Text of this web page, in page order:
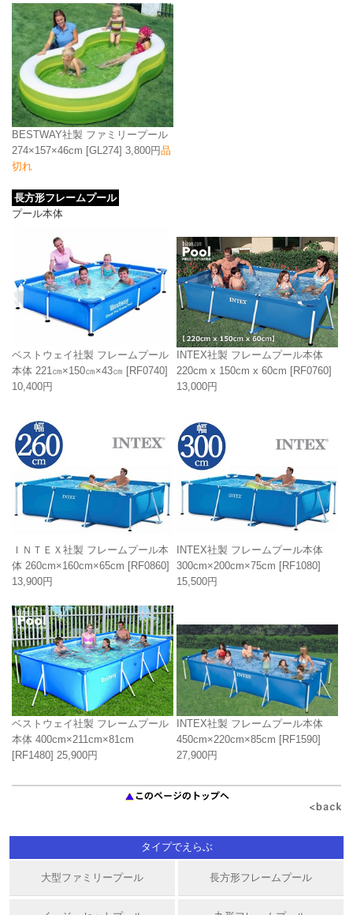
BESTWAY社製 ファミリープール
274×157×46cm [GL274] 3,800円品
切れ
長方形フレームプール
プール本体
ベストウェイ社製 フレームプール
本体 221㎝×150㎝×43㎝ [RF0740]
10,400円
INTEX社製 フレームプール本体
220cm x 150cm x 60cm [RF0760]
13,000円
ＩＮＴＥＸ社製 フレームプール本
体 260cm×160cm×65cm [RF0860]
13,900円
INTEX社製 フレームプール本体
300cm×200cm×75cm [RF1080]
15,500円
ベストウェイ社製 フレームプール
本体 400cm×211cm×81cm
[RF1480] 25,900円
INTEX社製 フレームプール本体
450cm×220cm×85cm [RF1590]
27,900円
タイプでえらぶ
大型ファミリープール 長方形フレームプール